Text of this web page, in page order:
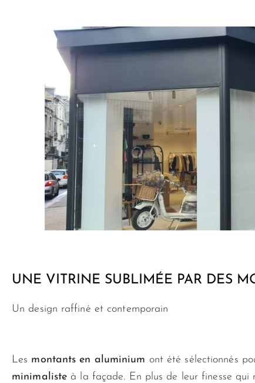
UNE VITRINE SUBLIMÉE PAR DES
Un design raffiné et contemporain
Les montants en aluminium ont été sélectionnés
minimaliste à la façade. En plus de leur finesse qui